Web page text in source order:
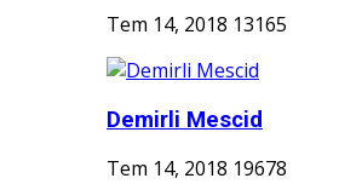
Tem 14, 2018 13165
Demirli Mescid
Tem 14, 2018 19678